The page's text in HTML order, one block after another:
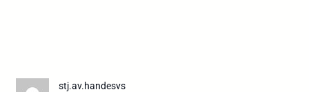
stj.av.handesvs